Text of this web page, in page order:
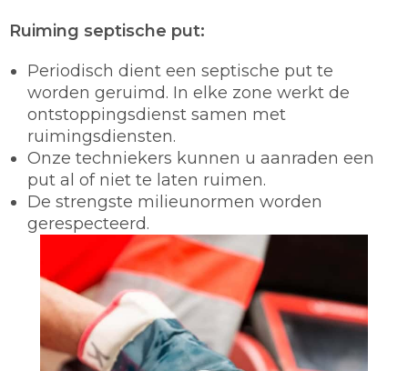
Ruiming septische put:
Periodisch dient een septische put te
worden geruimd. In elke zone werkt de
ontstoppingsdienst samen met
ruimingsdiensten.
Onze techniekers kunnen u aanraden een
put al of niet te laten ruimen.
De strengste milieunormen worden
gerespecteerd.